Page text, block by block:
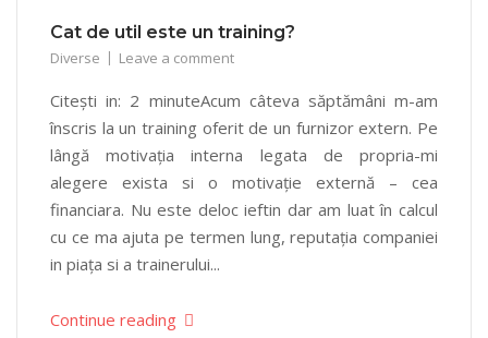
Cat de util este un training?
Diverse Leave a comment
Citești in: 2 minuteAcum câteva săptămâni m-am
înscris la un training oferit de un furnizor extern. Pe
lângă motivația interna legata de propria-mi
alegere exista si o motivație externă – cea
financiara. Nu este deloc ieftin dar am luat în calcul
cu ce ma ajuta pe termen lung, reputația companiei
in piața si a trainerului...
Continue reading